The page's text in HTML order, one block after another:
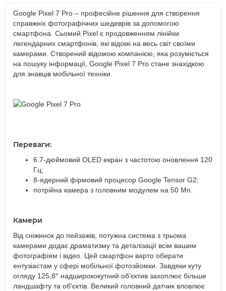
Google Pixel 7 Pro – професійне рішення для створення
справжніх фотографічних шедеврів за допомогою
смартфона. Сьомий Pixel є продовженням лінійки
легендарних смартфонів, які відомі на весь світ своїми
камерами. Створений відомою компанією, яка розуміється
на пошуку інформації, Google Pixel 7 Pro стане знахідкою
для знавців мобільної техніки.
Переваги:
6.7-дюймовий OLED екран з частотою оновлення 120
Гц;
8-ядерний фірмовий процесор Google Tensor G2;
потрійна камера з головним модулем на 50 Мп.
Камери
Від сніжинок до пейзажів, потужна система з трьома
камерами додає драматизму та деталізації всім вашим
фотографіям і відео. Цей смартфон варто обирати
ентузіастам у сфері мобільної фотозйомки. Завдяки куту
огляду 125,8° надширококутний об’єктив захоплює більше
ландшафту та об'єктів. Великий головний датчик вловлює